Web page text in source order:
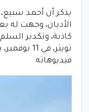
يذكر أن أحمد
الأديان، وجهت له
كاذبة، وتكدير
تويتر، في
فيديوهاته.